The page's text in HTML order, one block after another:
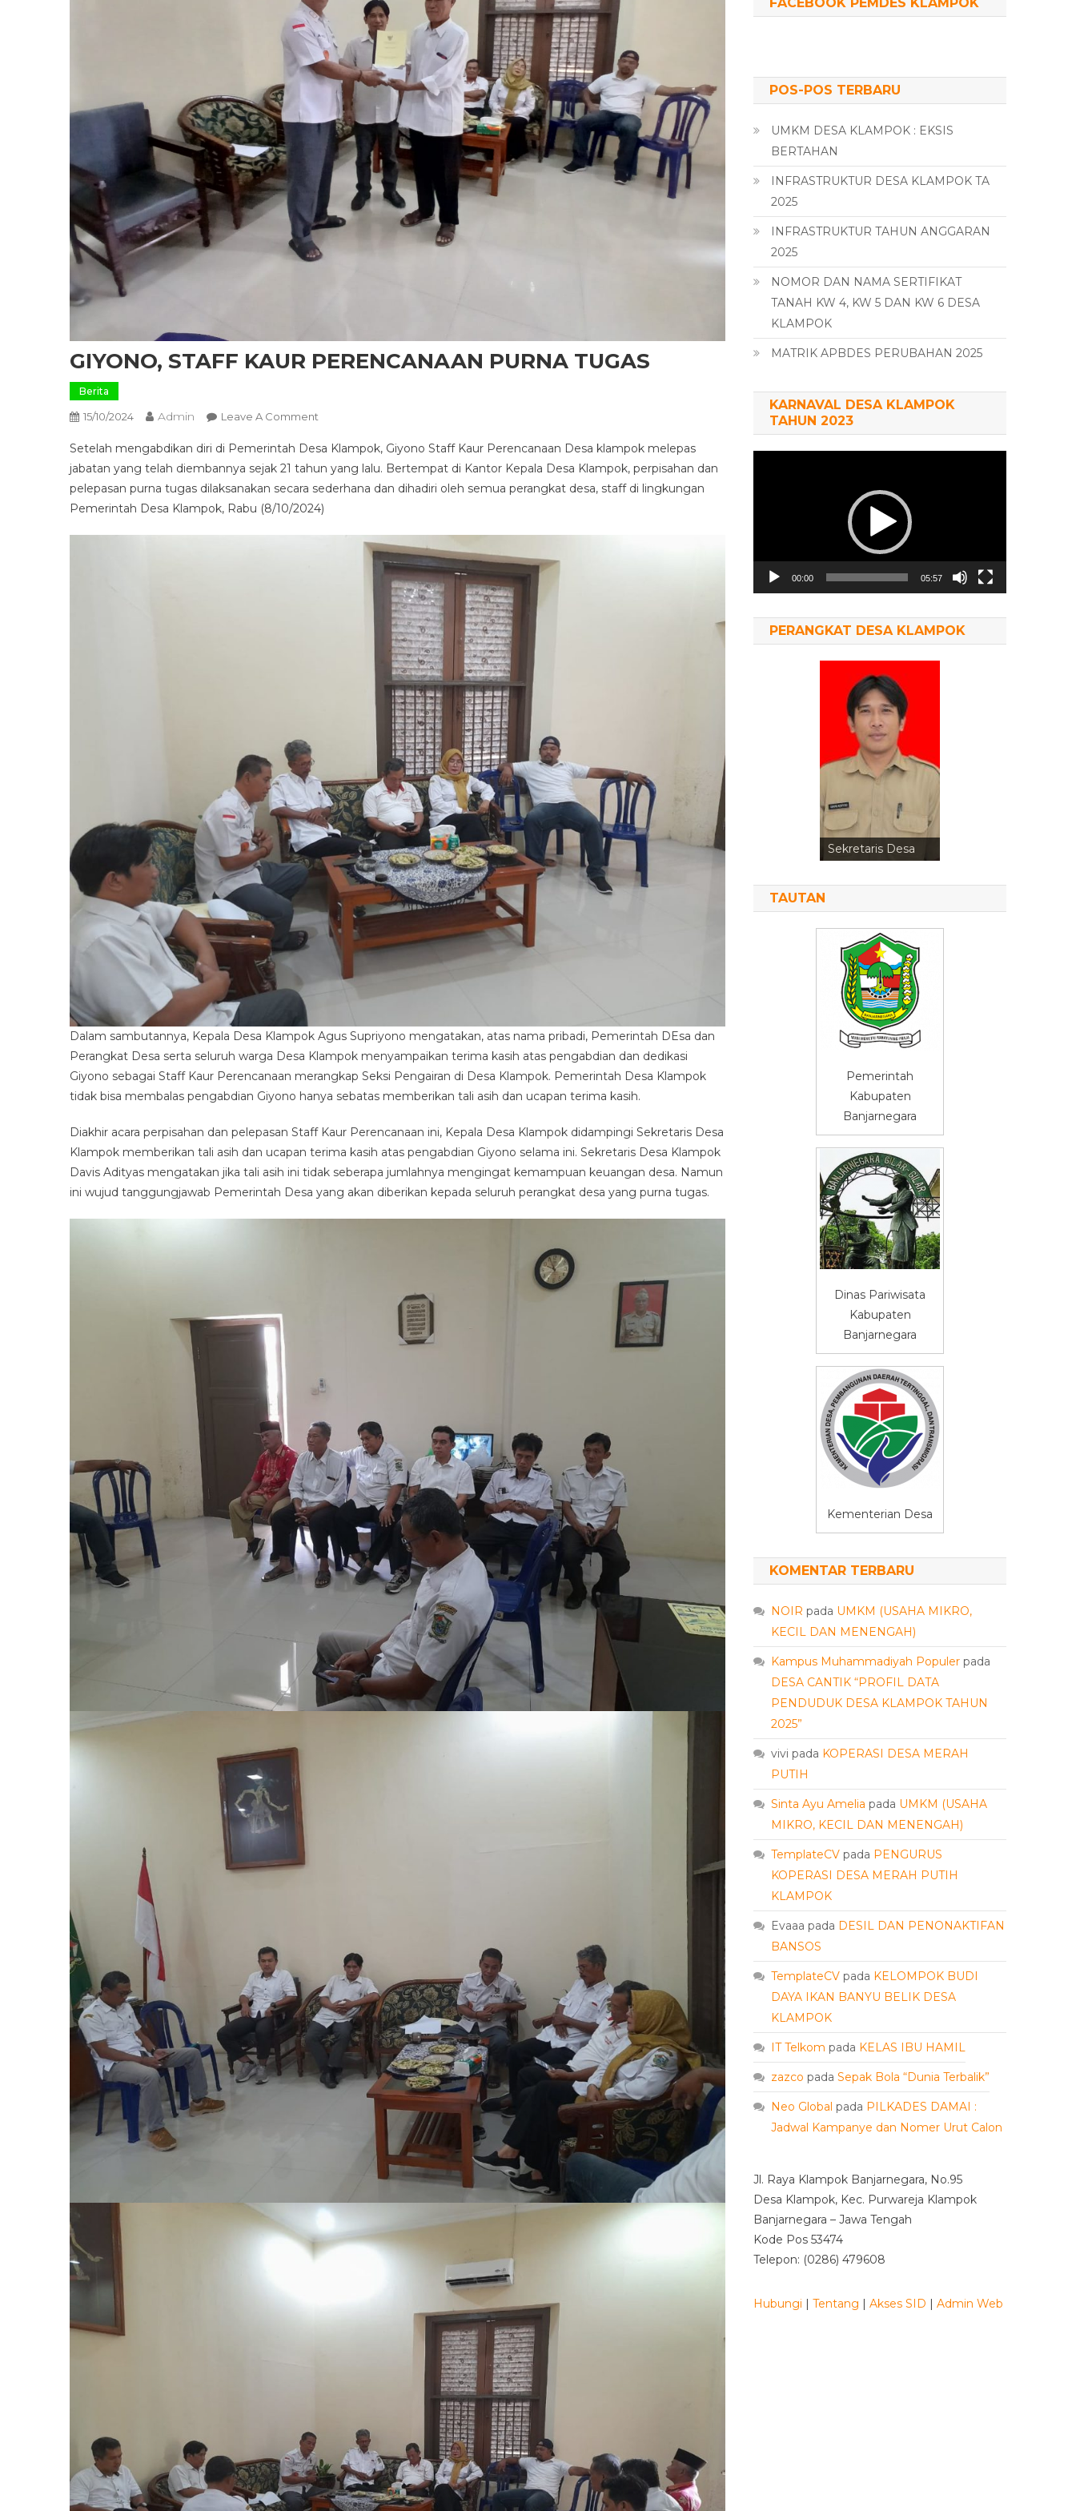
GIYONO, STAFF KAUR PERENCANAAN PURNA TUGAS
Berita
15/10/2024 Admin Leave A Comment
STAFF
KAUR
PERENCANAAN
PURNA
Setelah mengabdikan diri di Pemerintah Desa Klampok, Giyono Staff Kaur Perencanaan Desa klampok melepas
jabatan yang telah diembannya sejak 21 tahun yang lalu. Bertempat di Kantor Kepala Desa Klampok, perpisahan dan
pelepasan purna tugas dilaksanakan secara sederhana dan dihadiri oleh semua perangkat desa, staff di lingkungan
Pemerintah Desa Klampok, Rabu (8/10/2024)
Dalam sambutannya, Kepala Desa Klampok Agus Supriyono mengatakan, atas nama pribadi, Pemerintah DEsa dan
Perangkat Desa serta seluruh warga Desa Klampok menyampaikan terima kasih atas pengabdian dan dedikasi
Giyono sebagai Staff Kaur Perencanaan merangkap Seksi Pengairan di Desa Klampok. Pemerintah Desa Klampok
tidak bisa membalas pengabdian Giyono hanya sebatas memberikan tali asih dan ucapan terima kasih.
Diakhir acara perpisahan dan pelepasan Staff Kaur Perencanaan ini, Kepala Desa Klampok didampingi Sekretaris Desa
Klampok memberikan tali asih dan ucapan terima kasih atas pengabdian Giyono selama ini. Sekretaris Desa Klampok
Davis Adityas mengatakan jika tali asih ini tidak seberapa jumlahnya mengingat kemampuan keuangan desa. Namun
ini wujud tanggungjawab Pemerintah Desa yang akan diberikan kepada seluruh perangkat desa yang purna tugas.
POS-POS TERBARU
UMKM DESA KLAMPOK : EKSIS
BERTAHAN
INFRASTRUKTUR DESA KLAMPOK TA
2025
INFRASTRUKTUR TAHUN ANGGARAN
2025
NOMOR DAN NAMA SERTIFIKAT
TANAH KW 4, KW 5 DAN KW 6 DESA
KLAMPOK
MATRIK APBDES PERUBAHAN 2025
KARNAVAL DESA KLAMPOK
TAHUN 2023
00:00 05:57
PERANGKAT DESA KLAMPOK
Kepala Urusan
Perencanaan
TAUTAN
Pemerintah
Kabupaten
Banjarnegara
Dinas Pariwisata
Kabupaten
Banjarnegara
Kementerian Desa
KOMENTAR TERBARU
NOIR pada UMKM (USAHA MIKRO,
KECIL DAN MENENGAH)
Kampus Muhammadiyah Populer pada
DESA CANTIK “PROFIL DATA
PENDUDUK DESA KLAMPOK TAHUN
2025”
vivi pada KOPERASI DESA MERAH
PUTIH
Sinta Ayu Amelia pada UMKM (USAHA
MIKRO, KECIL DAN MENENGAH)
TemplateCV pada PENGURUS
KOPERASI DESA MERAH PUTIH
KLAMPOK
Evaaa pada DESIL DAN PENONAKTIFAN
BANSOS
TemplateCV pada KELOMPOK BUDI
DAYA IKAN BANYU BELIK DESA
KLAMPOK
IT Telkom pada KELAS IBU HAMIL
zazco padaSepak Bola “Dunia Terbalik”
Neo Global pada PILKADES DAMAI :
Jadwal Kampanye dan Nomer Urut Calon
Jl. Raya Klampok Banjarnegara, No.95
Desa Klampok, Kec. Purwareja Klampok
Banjarnegara – Jawa Tengah
Kode Pos 53474
Telepon: (0286) 479608
Hubungi |Tentang |Akses SID |Admin Web